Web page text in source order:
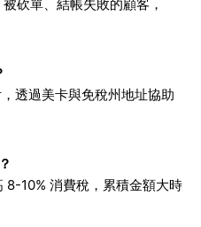
砍單、結帳失敗的顧客，
透過美卡與免稅州地址協助
8-10% 消費稅，累積金額大時